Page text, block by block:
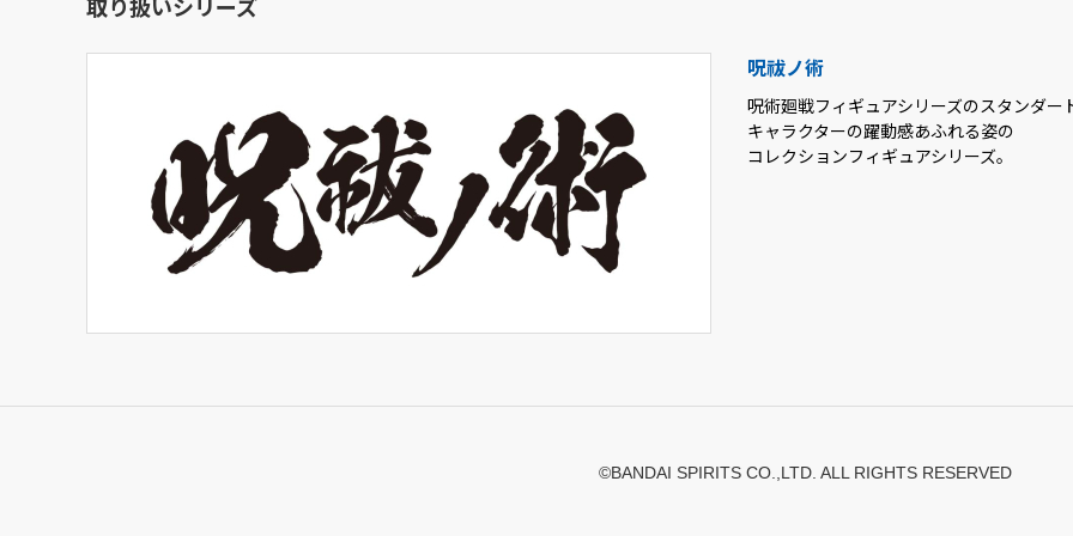
呪祓ノ術
呪術廻戦フィギュアシリーズのスタンダー
キャラクターの躍動感あふれる姿の
コレクションフィギュアシリーズ。
©BANDAI SPIRITS CO.,LTD. ALL RIGHTS RESERVED